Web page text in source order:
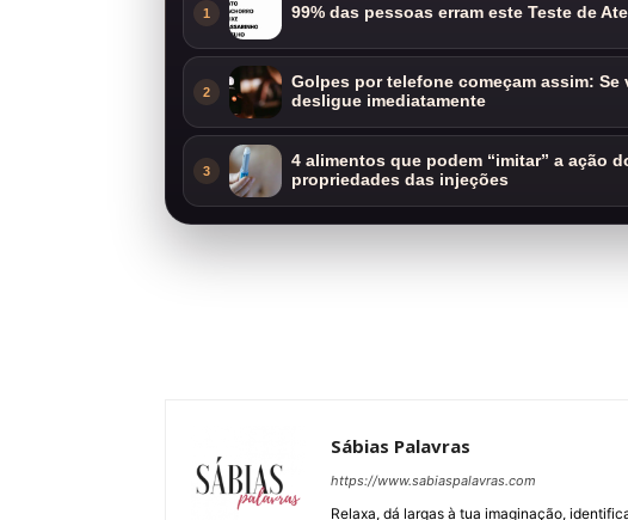
1 99% das pessoas erram este Teste de
2
Golpes por telefone começam assim:
desligue imediatamente
3
4 alimentos que podem “imitar” a ação
propriedades das injeções
Sábias Palavras
https://www.sabiaspalavras.com
Relaxa, dá largas à tua imaginação,